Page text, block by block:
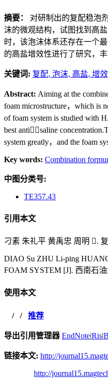
摘要： 对研制出的复配稳泡
沫的微观结构，试图找到高
时，该泡沫体系还存在一个
的高盐增效性进行了研究，
关键词: 复配, 泡沫, 高盐, 增
Abstract: Aiming at the
foam microstructure，which is
of foam system is studied with
best antisaline
system greatly，and the foam
Key words: Combination
中图分类号:
TE357.43
引用本文
刁素 朱礼平 黄禹忠 周明 .
DIAO Su ZHU Li-ping
FOAM SYSTEM [J]. 西南石
使用本文
/ / 推荐
导出引用管理器 EndNote|Ris|
链接本文: http://
http://